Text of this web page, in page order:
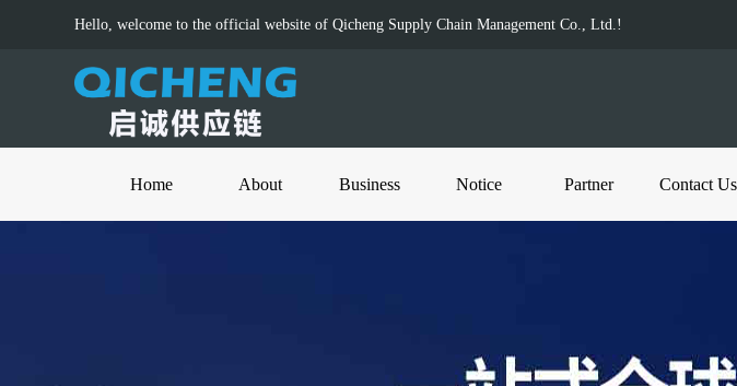
Hello, welcome to the official website of Qicheng Supply Chain Management Co., Ltd.!
Home About Business Notice Partner Contact Us